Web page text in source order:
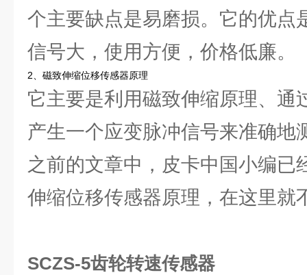
个主要缺点是易磨损。它的优点
信号大，使用方便，价格低廉。
2、磁致伸缩位移传感器原理
它主要是利用磁致伸缩原理、通
产生一个应变脉冲信号来准确地
之前的文章中，皮卡中国小编已
伸缩位移传感器原理，在这里就
SCZS-5齿轮转速传感器